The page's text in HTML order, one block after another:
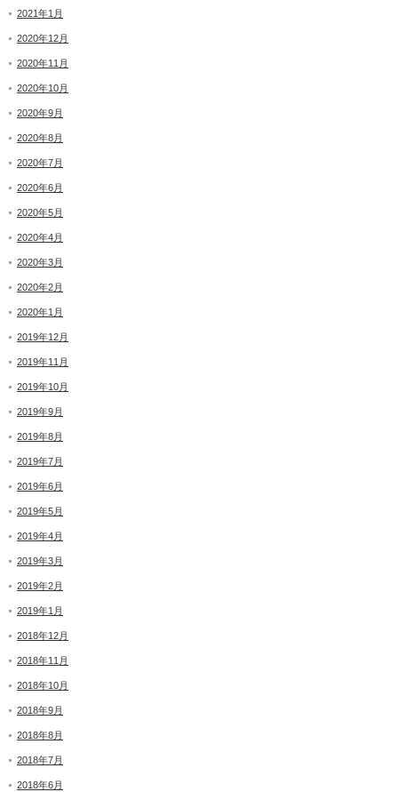
2021年1月
2020年12月
2020年11月
2020年10月
2020年9月
2020年8月
2020年7月
2020年6月
2020年5月
2020年4月
2020年3月
2020年2月
2020年1月
2019年12月
2019年11月
2019年10月
2019年9月
2019年8月
2019年7月
2019年6月
2019年5月
2019年4月
2019年3月
2019年2月
2019年1月
2018年12月
2018年11月
2018年10月
2018年9月
2018年8月
2018年7月
2018年6月